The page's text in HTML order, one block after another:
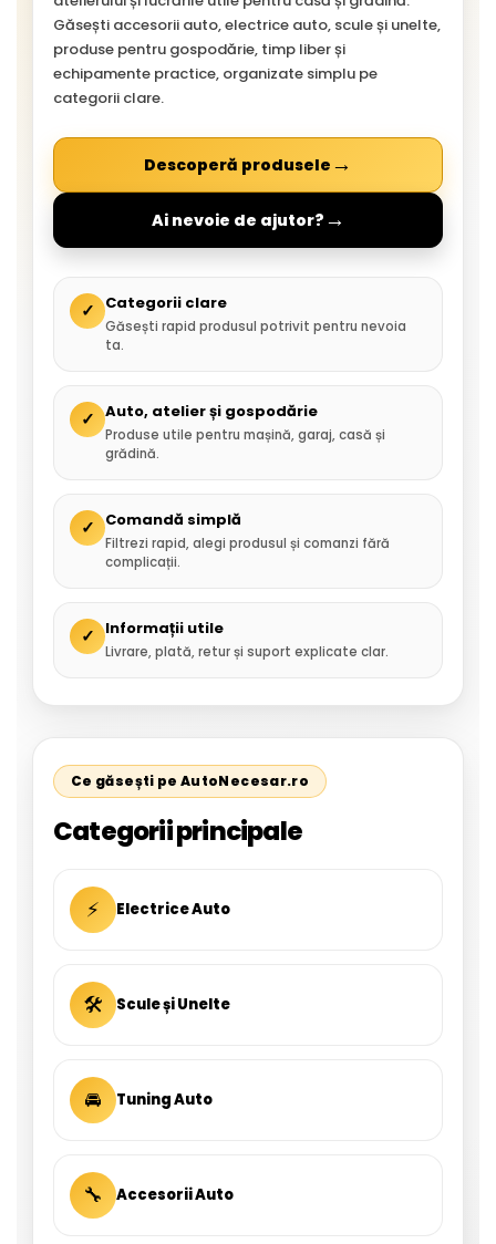
Găsești accesorii auto, electrice auto, scule și unelte,
produse pentru gospodărie, timp liber și
echipamente practice, organizate simplu pe
categorii clare.
Descoperă produsele →
Ai nevoie de ajutor? →
✓ Categorii clare
Găsești rapid produsul potrivit pentru nevoia
ta.
✓ Auto, atelier și gospodărie
Produse utile pentru mașină, garaj, casă și
grădină.
✓ Comandă simplă
Filtrezi rapid, alegi produsul și comanzi fără
complicații.
✓ Informații utile
Livrare, plată, retur și suport explicate clar.
Ce găsești pe AutoNecesar.ro
Categorii principale
⚡ Electrice Auto
🛠 Scule și Unelte
🚘 Tuning Auto
🔧 Accesorii Auto